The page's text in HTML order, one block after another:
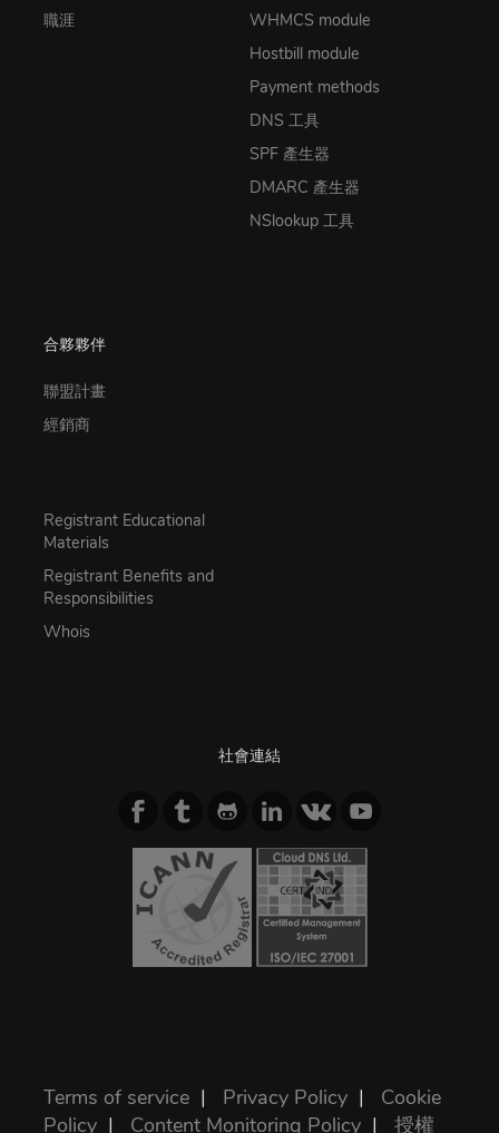
職涯
WHMCS module
Hostbill module
Payment methods
DNS 工具
SPF 產生器
DMARC 產生器
NSlookup 工具
合夥夥伴
聯盟計畫
經銷商
Registrant Educational
Materials
Registrant Benefits and
Responsibilities
Whois
社會連結
Terms of service | Privacy Policy | Cookie
Policy | Content Monitoring Policy | 授權